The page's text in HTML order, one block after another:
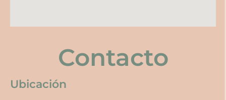
Contacto
Ubicación